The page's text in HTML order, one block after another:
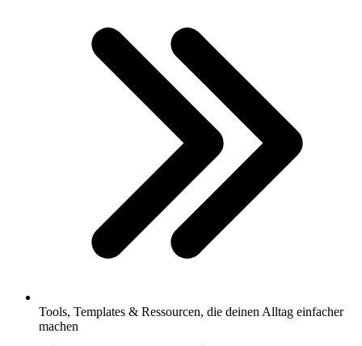
Tools, Templates & Ressourcen, die deinen Alltag einfacher
machen